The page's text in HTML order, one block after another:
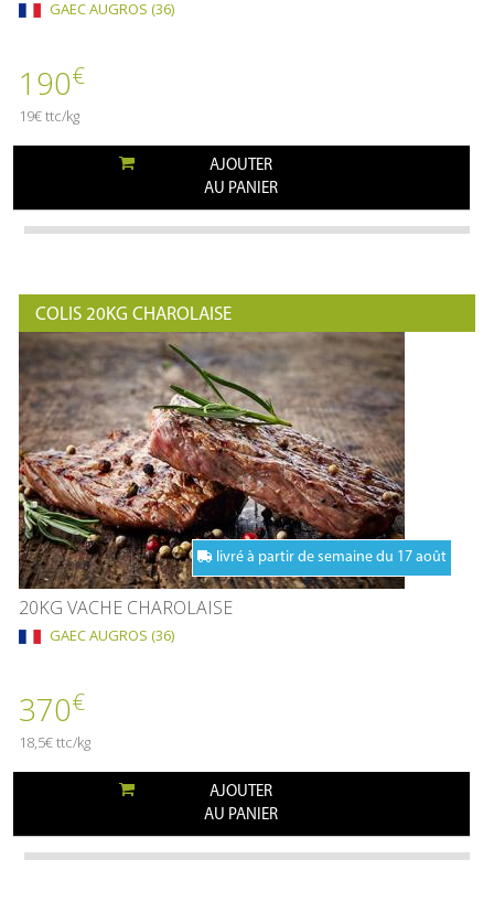
GAEC AUGROS (36)
190€
19€ ttc/kg
AJOUTER
AU PANIER
COLIS 20KG CHAROLAISE
livré à partir de semaine du 17 août
20KG VACHE CHAROLAISE
GAEC AUGROS (36)
370€
18,5€ ttc/kg
AJOUTER
AU PANIER